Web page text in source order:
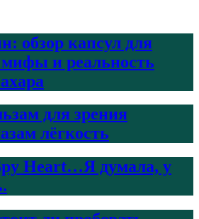
обзор капсул для
и реальность
для зрения
лёгкость
Heart…Я думала, у